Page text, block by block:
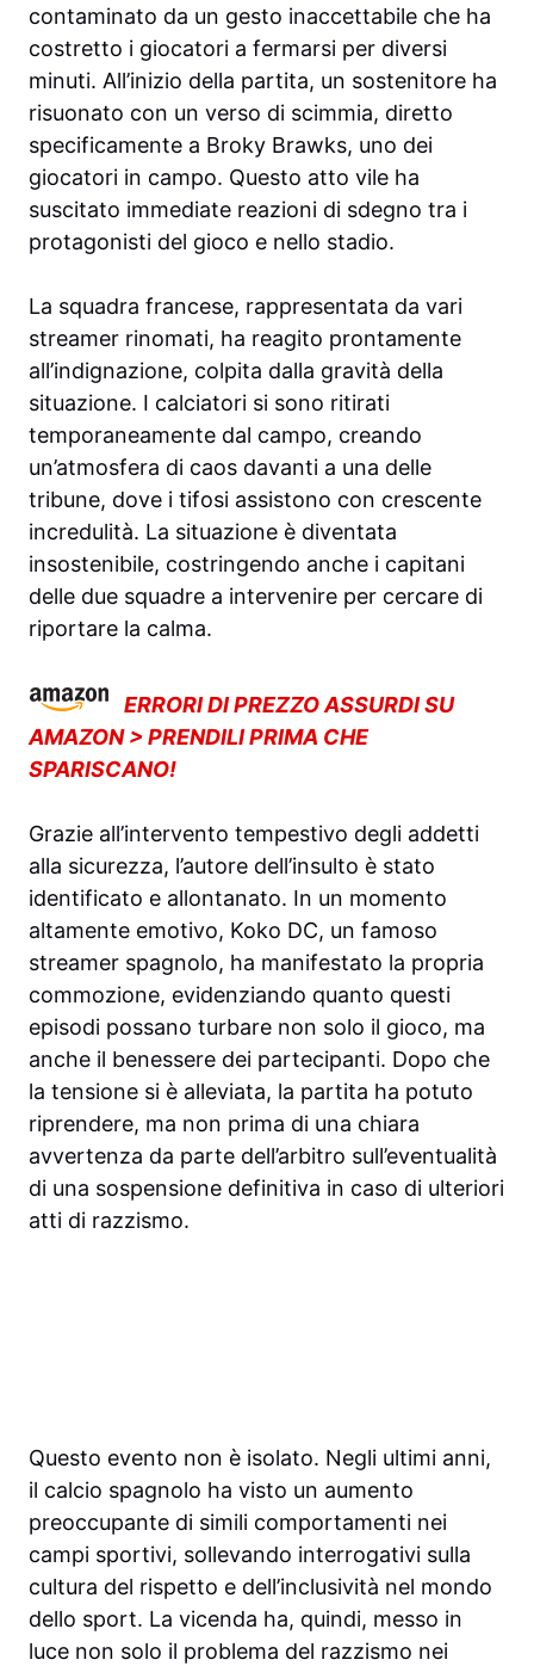
contaminato da un gesto inaccettabile che ha
costretto i giocatori a fermarsi per diversi
minuti. All’inizio della partita, un sostenitore ha
risuonato con un verso di scimmia, diretto
specificamente a Broky Brawks, uno dei
giocatori in campo. Questo atto vile ha
suscitato immediate reazioni di sdegno tra i
protagonisti del gioco e nello stadio.
La squadra francese, rappresentata da vari
streamer rinomati, ha reagito prontamente
all’indignazione, colpita dalla gravità della
situazione. I calciatori si sono ritirati
temporaneamente dal campo, creando
un’atmosfera di caos davanti a una delle
tribune, dove i tifosi assistono con crescente
incredulità. La situazione è diventata
insostenibile, costringendo anche i capitani
delle due squadre a intervenire per cercare di
riportare la calma.
ERRORI DI PREZZO ASSURDI SU
AMAZON > PRENDILI PRIMA CHE
SPARISCANO!
Grazie all’intervento tempestivo degli addetti
alla sicurezza, l’autore dell’insulto è stato
identificato e allontanato. In un momento
altamente emotivo, Koko DC, un famoso
streamer spagnolo, ha manifestato la propria
commozione, evidenziando quanto questi
episodi possano turbare non solo il gioco, ma
anche il benessere dei partecipanti. Dopo che
la tensione si è alleviata, la partita ha potuto
riprendere, ma non prima di una chiara
avvertenza da parte dell’arbitro sull’eventualità
di una sospensione definitiva in caso di ulteriori
atti di razzismo.
Questo evento non è isolato. Negli ultimi anni,
il calcio spagnolo ha visto un aumento
preoccupante di simili comportamenti nei
campi sportivi, sollevando interrogativi sulla
cultura del rispetto e dell’inclusività nel mondo
dello sport. La vicenda ha, quindi, messo in
luce non solo il problema del razzismo nei